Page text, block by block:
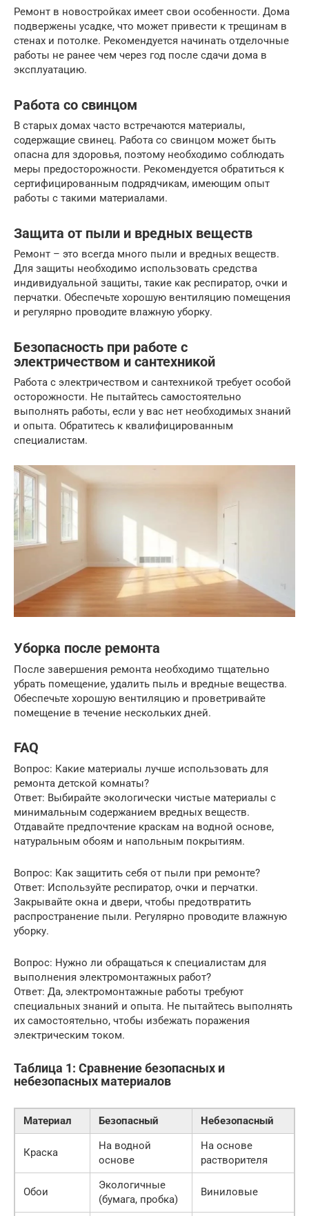
Ремонт в новостройках имеет свои особенности. Дома
подвержены усадке, что может привести к трещинам в
стенах и потолке. Рекомендуется начинать отделочные
работы не ранее чем через год после сдачи дома в
эксплуатацию.
Работа со свинцом
В старых домах часто встречаются материалы,
содержащие свинец. Работа со свинцом может быть
опасна для здоровья, поэтому необходимо соблюдать
меры предосторожности. Рекомендуется обратиться к
сертифицированным подрядчикам, имеющим опыт
работы с такими материалами.
Защита от пыли и вредных веществ
Ремонт – это всегда много пыли и вредных веществ.
Для защиты необходимо использовать средства
индивидуальной защиты, такие как респиратор, очки и
перчатки. Обеспечьте хорошую вентиляцию помещения
и регулярно проводите влажную уборку.
Безопасность при работе с
электричеством и сантехникой
Работа с электричеством и сантехникой требует особой
осторожности. Не пытайтесь самостоятельно
выполнять работы, если у вас нет необходимых знаний
и опыта. Обратитесь к квалифицированным
специалистам.
Уборка после ремонта
После завершения ремонта необходимо тщательно
убрать помещение, удалить пыль и вредные вещества.
Обеспечьте хорошую вентиляцию и проветривайте
помещение в течение нескольких дней.
FAQ
Вопрос: Какие материалы лучше использовать для
ремонта детской комнаты?
Ответ: Выбирайте экологически чистые материалы с
минимальным содержанием вредных веществ.
Отдавайте предпочтение краскам на водной основе,
натуральным обоям и напольным покрытиям.
Вопрос: Как защитить себя от пыли при ремонте?
Ответ: Используйте респиратор, очки и перчатки.
Закрывайте окна и двери, чтобы предотвратить
распространение пыли. Регулярно проводите влажную
уборку.
Вопрос: Нужно ли обращаться к специалистам для
выполнения электромонтажных работ?
Ответ: Да, электромонтажные работы требуют
специальных знаний и опыта. Не пытайтесь выполнять
их самостоятельно, чтобы избежать поражения
электрическим током.
Таблица 1: Сравнение безопасных и
небезопасных материалов
Материал Безопасный Небезопасный
Краска
На водной
основе
На основе
растворителя
Обои
Экологичные
(бумага, пробка)
Виниловые